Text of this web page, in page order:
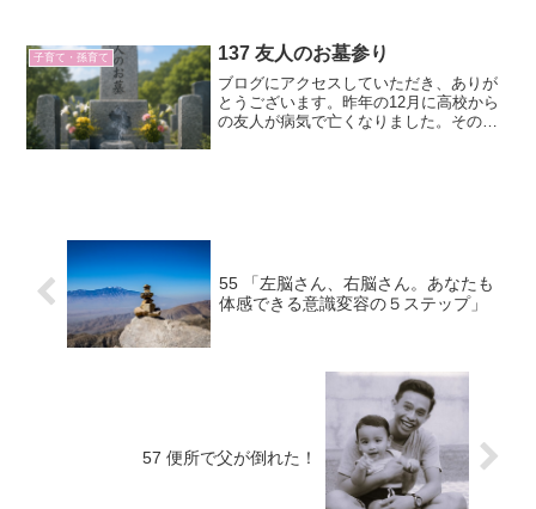
ない方もいらっしゃいますよね。ママと
呼ばせたのでは？ところで...
子育て・孫育て 137 友人のお墓参り
ブログにアクセスしていただき、ありが
とうございます。昨年の12月に高校から
の友人が病気で亡くなりました。その年
55 「左脳さん、右脳さん。あなたも
体感できる意識変容の５ステップ」
57 便所で父が倒れた！